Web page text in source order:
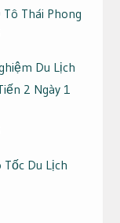
Thái Phong
Du Lịch
2 Ngày 1
Tốc Du Lịch